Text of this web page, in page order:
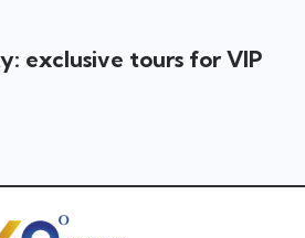
exclusive tours for VIP